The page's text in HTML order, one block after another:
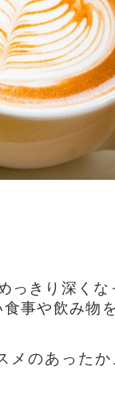
っきり深く
事や飲み物
メのあった